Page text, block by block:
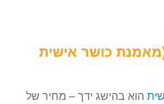
כושר אישית
הוא בהישג ידך – מחיר של